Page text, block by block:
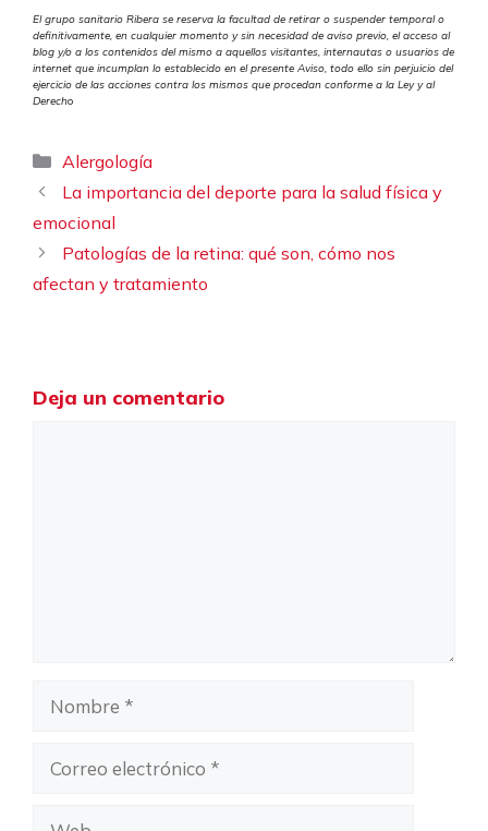
El grupo sanitario Ribera se reserva la facultad de retirar o suspender temporal o
definitivamente, en cualquier momento y sin necesidad de aviso previo, el acceso al
blog y/o a los contenidos del mismo a aquellos visitantes, internautas o usuarios de
internet que incumplan lo establecido en el presente Aviso, todo ello sin perjuicio del
ejercicio de las acciones contra los mismos que procedan conforme a la Ley y al
Derecho
Categorías
Alergología
La importancia del deporte para la salud física y
emocional
Patologías de la retina: qué son, cómo nos
afectan y tratamiento
Deja un comentario
electrónico